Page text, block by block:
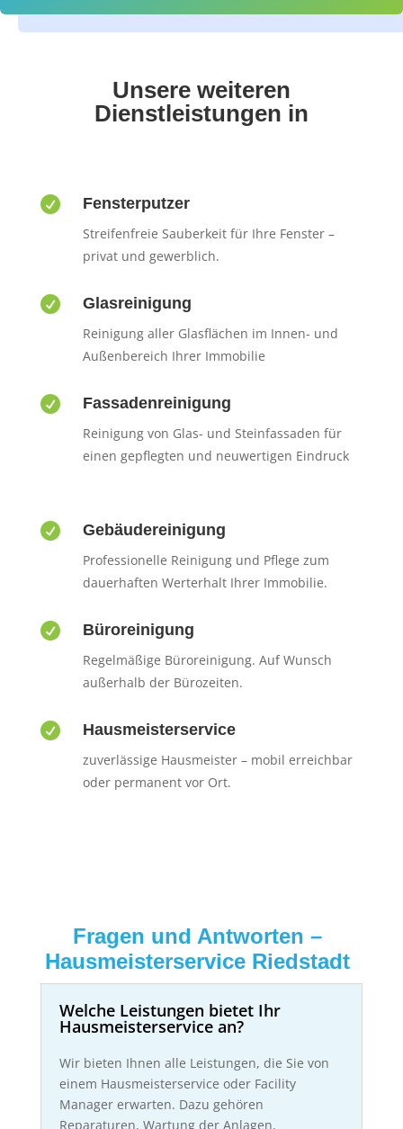
Unsere weiteren
Dienstleistungen in
 Fensterputzer
Streifenfreie Sauberkeit für Ihre Fenster –
privat und gewerblich.
 Glasreinigung
Reinigung aller Glasflächen im Innen- und
Außenbereich Ihrer Immobilie
 Fassadenreinigung
Reinigung von Glas- und Steinfassaden für
einen gepflegten und neuwertigen Eindruck
 Gebäudereinigung
Professionelle Reinigung und Pflege zum
dauerhaften Werterhalt Ihrer Immobilie.
 Büroreinigung
Regelmäßige Büroreinigung. Auf Wunsch
außerhalb der Bürozeiten.
 Hausmeisterservice
zuverlässige Hausmeister – mobil erreichbar
oder permanent vor Ort.
Fragen und Antworten –
Hausmeisterservice Riedstadt
Welche Leistungen bietet Ihr
Hausmeisterservice an?
Wir bieten Ihnen alle Leistungen, die Sie von
einem Hausmeisterservice oder Facility
Manager erwarten. Dazu gehören
Reparaturen, Wartung der Anlagen,